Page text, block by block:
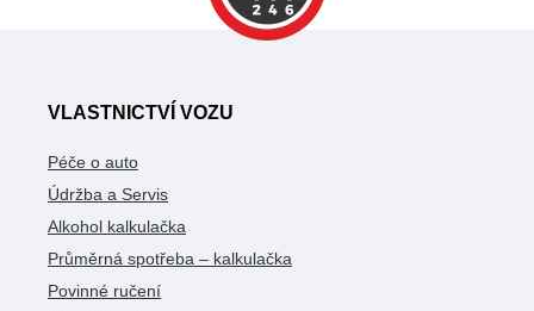
VLASTNICTVÍ VOZU
Péče o auto
Údržba a Servis
Alkohol kalkulačka
Průměrná spotřeba – kalkulačka
Povinné ručení